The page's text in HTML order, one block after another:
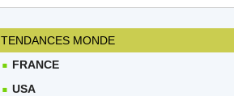
TENDANCES MONDE
FRANCE
USA